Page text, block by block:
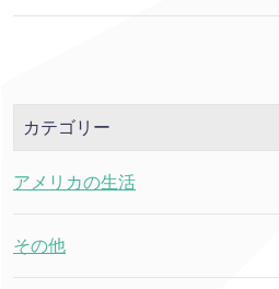
カテゴリー
アメリカの生活
その他